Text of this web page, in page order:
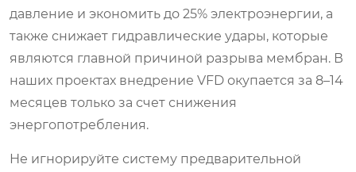
давление и экономить до 25% электроэнергии, а
также снижает гидравлические удары, которые
являются главной причиной разрыва мембран. В
наших проектах внедрение VFD окупается за 8–14
месяцев только за счет снижения
энергопотребления.
Не игнорируйте систему предварительной